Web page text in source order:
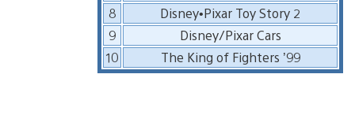
8
Disney•Pixar Toy Story 2
9
Disney/Pixar Cars
10
The King of Fighters ’99